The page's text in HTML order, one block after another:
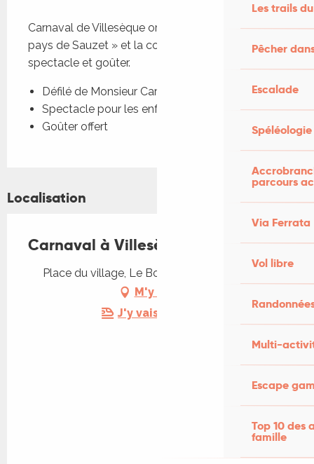
Les trails
Pêcher
Escalade
Spéléologie
parcours
Via Ferrata
Vol libre
Multi-
Escape
Top 10 des
famille
Carnaval de Villesèque organisé par « Vivre au
pays de Sauzet » et la commune. Défilé,
spectacle et goûter.
Défilé de Monsieur Carnaval
Spectacle pour les enfants
Goûter offert
Localisation
Carnaval à Villesèque
Place du village, Le Bourg, 46090 Villesèque
M'y rendre
J'y vais en train !